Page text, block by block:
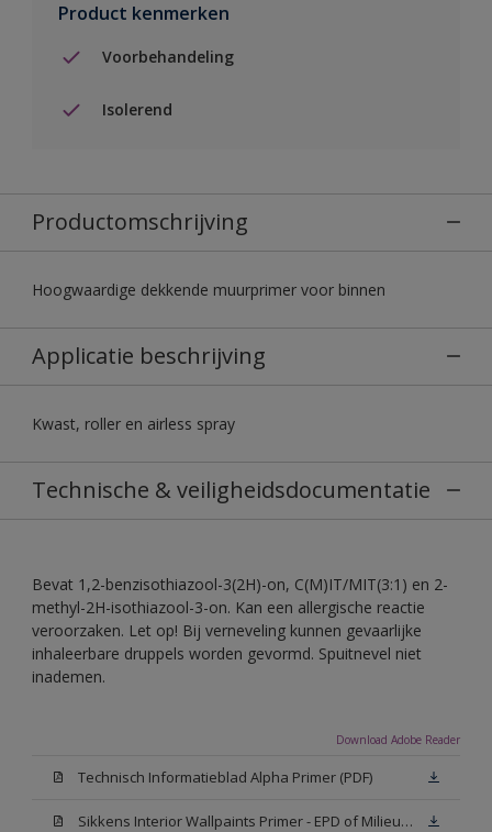
Product kenmerken
Voorbehandeling
Isolerend
Productomschrijving
Hoogwaardige dekkende muurprimer voor binnen
Applicatie beschrijving
Kwast, roller en airless spray
Technische & veiligheidsdocumentatie
Bevat 1,2-benzisothiazool-3(2H)-on, C(M)IT/MIT(3:1) en 2-
methyl-2H-isothiazool-3-on. Kan een allergische reactie
veroorzaken. Let op! Bij verneveling kunnen gevaarlijke
inhaleerbare druppels worden gevormd. Spuitnevel niet
inademen.
Download Adobe Reader
Technisch Informatieblad Alpha Primer (PDF)
Sikkens Interior Wallpaints Primer - EPD of Milieuproductverklaring